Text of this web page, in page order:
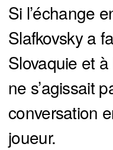
Si l’échange
Slafkovsky a
Slovaquie et à
ne s’agissait
conversation
joueur.